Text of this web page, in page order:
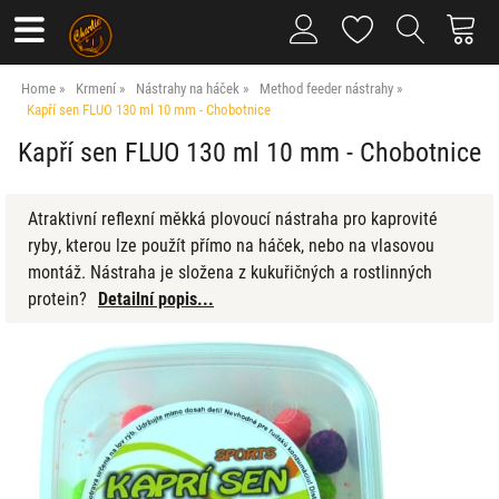
Home Krmení Nástrahy na háček
Method feeder nástrahy
Kapří sen FLUO 130 ml 10 mm - Chobotnice
Kapří sen FLUO 130 ml 10 mm - Chobotnice
Atraktivní reflexní měkká plovoucí nástraha pro kaprovité
ryby, kterou lze použít přímo na háček, nebo na vlasovou
montáž. Nástraha je složena z kukuřičných a rostlinných
protein? Detailní popis...